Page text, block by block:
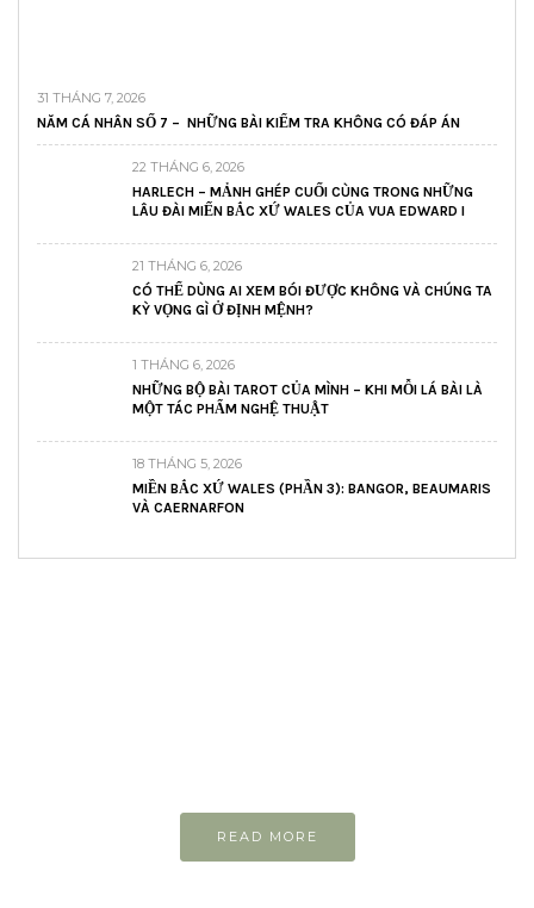
31 THÁNG 7, 2026
NĂM CÁ NHÂN SỐ 7 – NHỮNG BÀI KIỂM TRA KHÔNG CÓ ĐÁP ÁN
22 THÁNG 6, 2026
HARLECH – MẢNH GHÉP CUỐI CÙNG TRONG NHỮNG
LÂU ĐÀI MIẾN BẮC XỨ WALES CỦA VUA EDWARD I
21 THÁNG 6, 2026
CÓ THỂ DÙNG AI XEM BÓI ĐƯỢC KHÔNG VÀ CHÚNG TA
KỲ VỌNG GÌ Ở ĐỊNH MỆNH?
1 THÁNG 6, 2026
NHỮNG BỘ BÀI TAROT CỦA MÌNH – KHI MỖI LÁ BÀI LÀ
MỘT TÁC PHẨM NGHỆ THUẬT
18 THÁNG 5, 2026
MIỀN BẮC XỨ WALES (PHẦN 3): BANGOR, BEAUMARIS
VÀ CAERNARFON
READ MORE